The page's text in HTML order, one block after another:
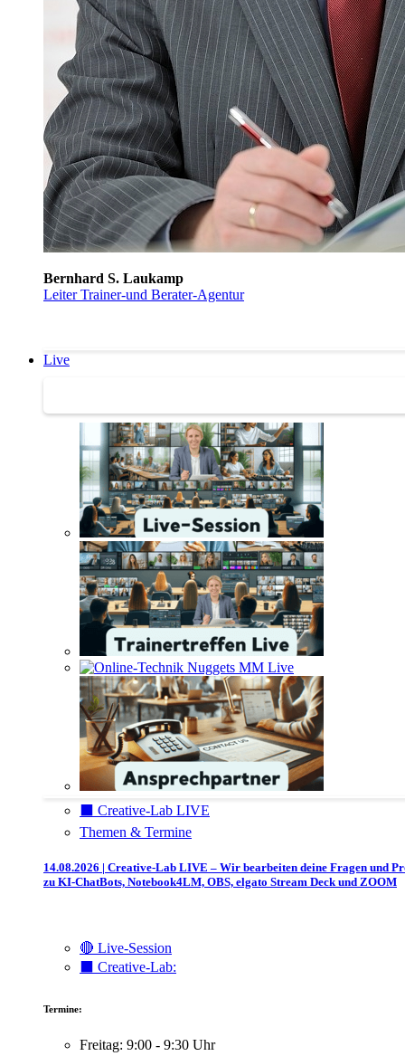
Bernhard S. Laukamp
Leiter Trainer-und Berater-Agentur
Live
⬛️ Creative-Lab LIVE
Themen & Termine
14.08.2026 | Creative-Lab LIVE – Wir bearbeiten deine Fragen und
zu KI-ChatBots, Notebook4LM, OBS, elgato Stream Deck und ZOOM
🔴 Live-Session
⬛️ Creative-Lab:
Termine:
Freitag: 9:00 - 9:30 Uhr